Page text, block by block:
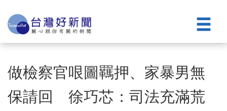
做檢察官哏圖羈押、家暴男無
保請回 徐巧芯：司法充滿荒